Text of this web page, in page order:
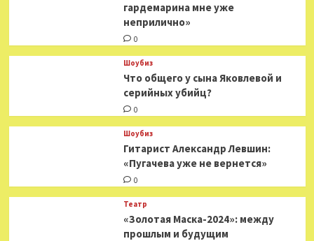
гардемарина мне уже
неприлично»
0
Шоубиз
Что общего у сына Яковлевой и
серийных убийц?
0
Шоубиз
Гитарист Александр Левшин:
«Пугачева уже не вернется»
0
Театр
«Золотая Маска-2024»: между
прошлым и будущим